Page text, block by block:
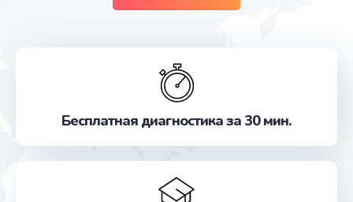
Бесплатная диагностика за 30 мин.